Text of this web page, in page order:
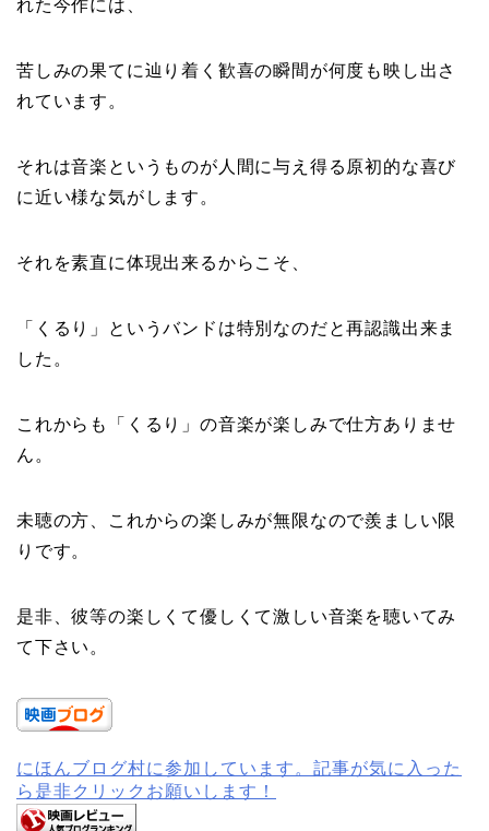
れた今作には、
苦しみの果てに辿り着く歓喜の瞬間が何度も映し出さ
れています。
それは音楽というものが人間に与え得る原初的な喜び
に近い様な気がします。
それを素直に体現出来るからこそ、
「くるり」というバンドは特別なのだと再認識出来ま
した。
これからも「くるり」の音楽が楽しみで仕方ありませ
ん。
未聴の方、これからの楽しみが無限なので羨ましい限
りです。
是非、彼等の楽しくて優しくて激しい音楽を聴いてみ
て下さい。
にほんブログ村に参加しています。記事が気に入った
ら是非クリックお願いします！